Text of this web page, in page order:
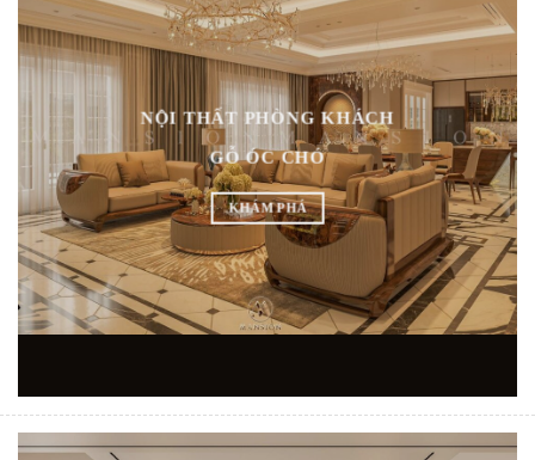
NỘI THẤT PHÒNG KHÁCH
GỖ ÓC CHÓ
KHÁM PHÁ